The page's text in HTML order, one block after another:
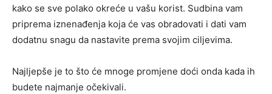
kako se sve polako okreće u vašu korist. Sudbina vam
priprema iznenađenja koja će vas obradovati i dati vam
dodatnu snagu da nastavite prema svojim ciljevima.
Najljepše je to što će mnoge promjene doći onda kada ih
budete najmanje očekivali.